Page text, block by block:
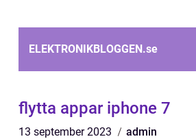
ELEKTRONIKBLOGGEN.se
flytta appar iphone 7
13 september 2023 admin